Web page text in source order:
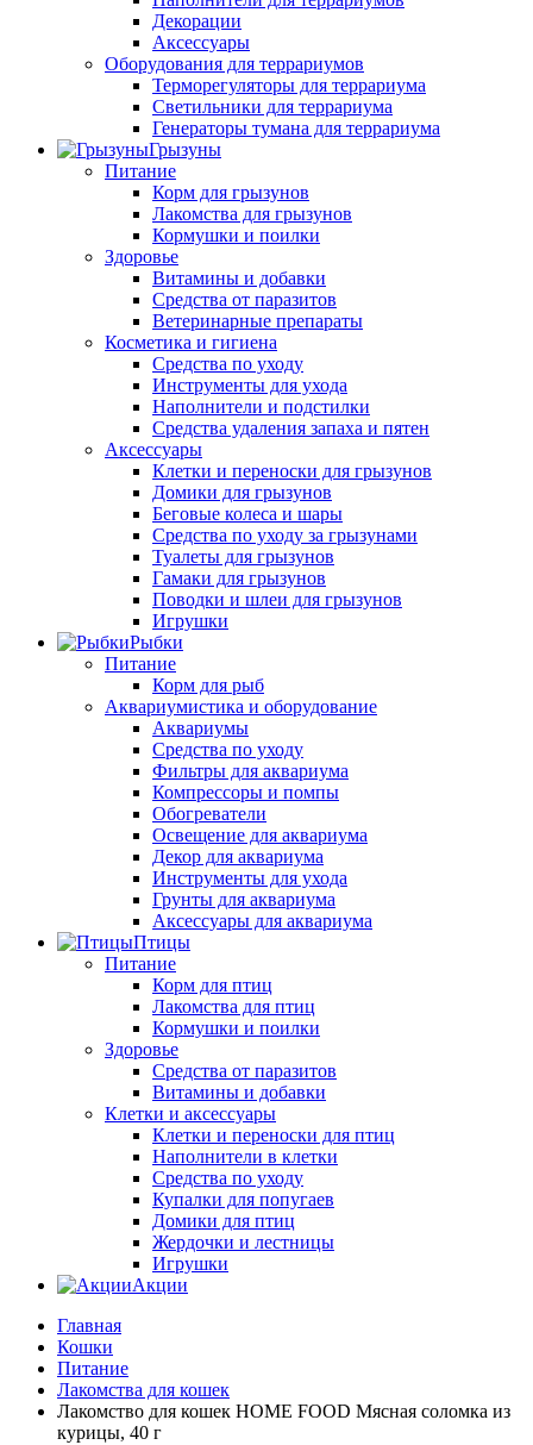
Декорации
Аксессуары
Оборудования для террариумов
Терморегуляторы для террариума
Светильники для террариума
Генераторы тумана для террариума
Грызуны
Питание
Корм для грызунов
Лакомства для грызунов
Кормушки и поилки
Здоровье
Витамины и добавки
Средства от паразитов
Ветеринарные препараты
Косметика и гигиена
Средства по уходу
Инструменты для ухода
Наполнители и подстилки
Средства удаления запаха и пятен
Аксессуары
Клетки и переноски для грызунов
Домики для грызунов
Беговые колеса и шары
Средства по уходу за грызунами
Туалеты для грызунов
Гамаки для грызунов
Поводки и шлеи для грызунов
Игрушки
Рыбки
Питание
Корм для рыб
Аквариумистика и оборудование
Аквариумы
Средства по уходу
Фильтры для аквариума
Компрессоры и помпы
Обогреватели
Освещение для аквариума
Декор для аквариума
Инструменты для ухода
Грунты для аквариума
Аксессуары для аквариума
Птицы
Питание
Корм для птиц
Лакомства для птиц
Кормушки и поилки
Здоровье
Средства от паразитов
Витамины и добавки
Клетки и аксессуары
Клетки и переноски для птиц
Наполнители в клетки
Средства по уходу
Купалки для попугаев
Домики для птиц
Жердочки и лестницы
Игрушки
Акции
Главная
Кошки
Питание
Лакомства для кошек
Лакомство для кошек HOME FOOD Мясная соломка из
курицы, 40 г